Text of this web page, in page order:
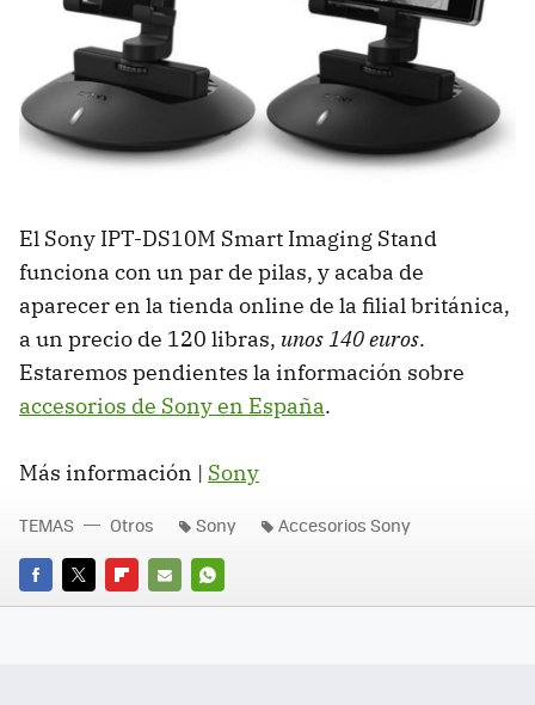
El Sony IPT-DS10M Smart Imaging Stand
funciona con un par de pilas, y acaba de
aparecer en la tienda online de la filial británica,
a un precio de 120 libras, unos 140 euros.
Estaremos pendientes la información sobre
accesorios de Sony en España.
Más información | Sony
FACEBOOK
TWITTERFLIPBOARD
E-
WHATSAPP
TEMAS Otros Sony Accesorios Sony